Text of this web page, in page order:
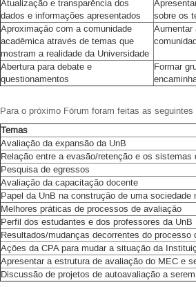
Atualização e transparência dos
dados e informações apresentados
sobre os
Aproximação com a comunidade
acadêmica através de temas que
mostram a realidade da Universidade
Aumentar
Abertura para debate e
questionamentos
Formar
Para o próximo Fórum foram feitas as
Temas
Avaliação da expansão da UnB
Relação entre a evasão/retenção e os sistemas
Pesquisa de egressos
Avaliação da capacitação docente
Papel da UnB na construção de uma
Melhores práticas de processos de avaliação
Perfil dos estudantes e dos professores da UnB
Resultados/mudanças decorrentes do processo
Ações da CPA para mudar a situação da
Apresentar a estrutura de avaliação do MEC e
Discussão de projetos de autoavaliação a